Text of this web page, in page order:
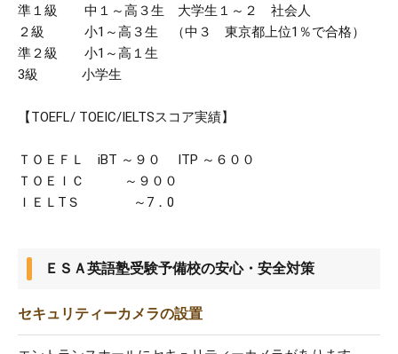
準１級 中１～高３生 大学生１～２ 社会人
２級 小1～高３生 （中３ 東京都上位1％で合格）
準２級 小1～高１生
3級 小学生
【TOEFL/ TOEIC/IELTSスコア実績】
ＴＯＥＦＬ iBT ～９０ ITP ～６００
ＴＯＥＩＣ ～９００
ＩＥＬTＳ ～7．0
ＥＳＡ英語塾受験予備校の安心・安全対策
セキュリティーカメラの設置